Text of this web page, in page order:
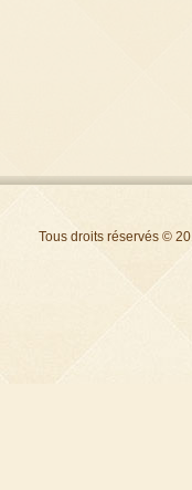
Tous droits réservés ©